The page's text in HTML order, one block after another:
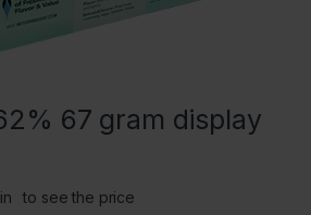
67 gram display
to see the price